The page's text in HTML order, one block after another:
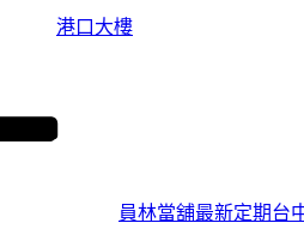
港口大樓
員林當舖最新定期台